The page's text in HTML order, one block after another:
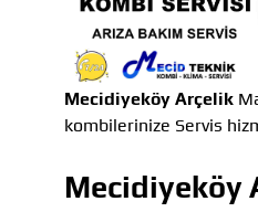
Mecidiyeköy Arçelik
kombilerinize Servis
Mecidiyeköy